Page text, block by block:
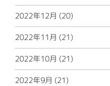
2022年12月 (20)
2022年11月 (21)
2022年10月 (21)
2022年9月 (21)